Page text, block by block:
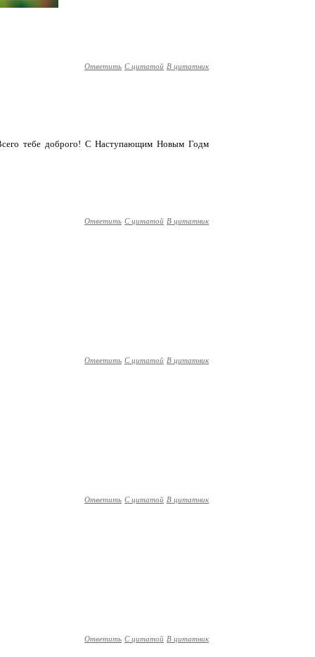
Ответить С цитатой В цитатник
тебе доброго! С Наступающим Новым Годм
Ответить С цитатой В цитатник
Ответить С цитатой В цитатник
Ответить С цитатой В цитатник
Ответить С цитатой В цитатник